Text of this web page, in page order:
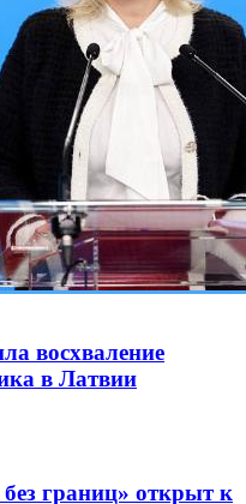
восхваление
в Латвии
границ» открыт к